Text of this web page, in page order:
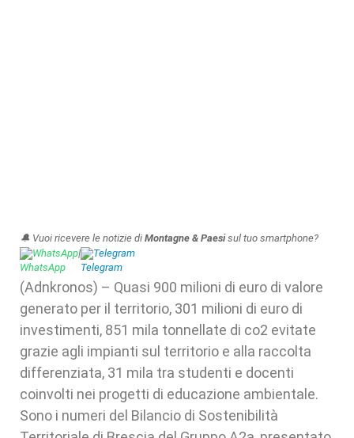
🔔 Vuoi ricevere le notizie di Montagne & Paesisul tuo smartphone?
WhatsApp| Telegram
(Adnkronos) – Quasi 900 milioni di euro di valore
generato per il territorio, 301 milioni di euro di
investimenti, 851 mila tonnellate di co2 evitate
grazie agli impianti sul territorio e alla raccolta
differenziata, 31 mila tra studenti e docenti
coinvolti nei progetti di educazione ambientale.
Sono i numeri del Bilancio di Sostenibilità